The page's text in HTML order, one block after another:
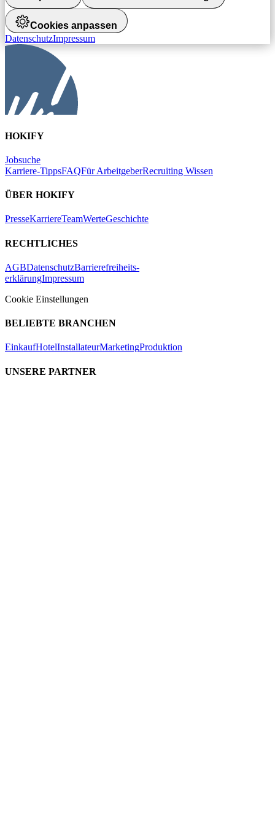
Cookies anpassen
DatenschutzImpressum
HOKIFY
Jobsuche
Karriere-TippsFAQFür ArbeitgeberRecruiting Wissen
ÜBER HOKIFY
PresseKarriereTeamWerteGeschichte
RECHTLICHES
AGBDatenschutzBarrierefreiheits-
erklärungImpressum
Cookie Einstellungen
BELIEBTE BRANCHEN
EinkaufHotelInstallateurMarketingProduktion
UNSERE PARTNER